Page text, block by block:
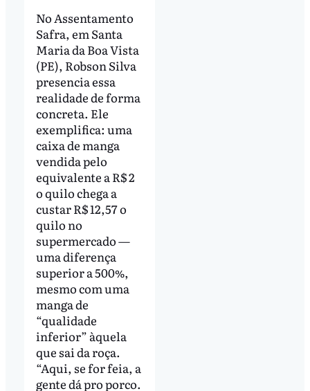
No Assentamento
Safra, em Santa
Maria da Boa Vista
(PE), Robson Silva
presencia essa
realidade de forma
concreta. Ele
exemplifica: uma
caixa de manga
vendida pelo
equivalente a R$ 2
o quilo chega a
custar R$ 12,57 o
quilo no
supermercado —
uma diferença
superior a 500%,
mesmo com uma
manga de
“qualidade
inferior” àquela
que sai da roça.
“Aqui, se for feia, a
gente dá pro porco.